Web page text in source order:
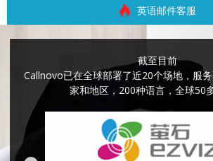
英语邮件客服
截至目前
Callnovo已在全球部署了近20个场地，服
家和地区，200种语言，全球50多